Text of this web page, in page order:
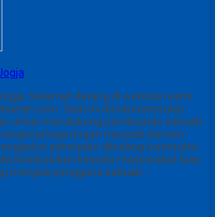
Selamat datang di website resmi
Saat ini dunia konstruksi
untuk mendukung pembuatan sebuah
baja ringan menjadi elemen
pekerjaan dibidang konstruksi.
kepada masyarakat luas.
menjadi pengguna sebuah…